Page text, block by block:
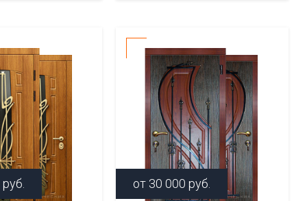
руб. от 30 000 руб.